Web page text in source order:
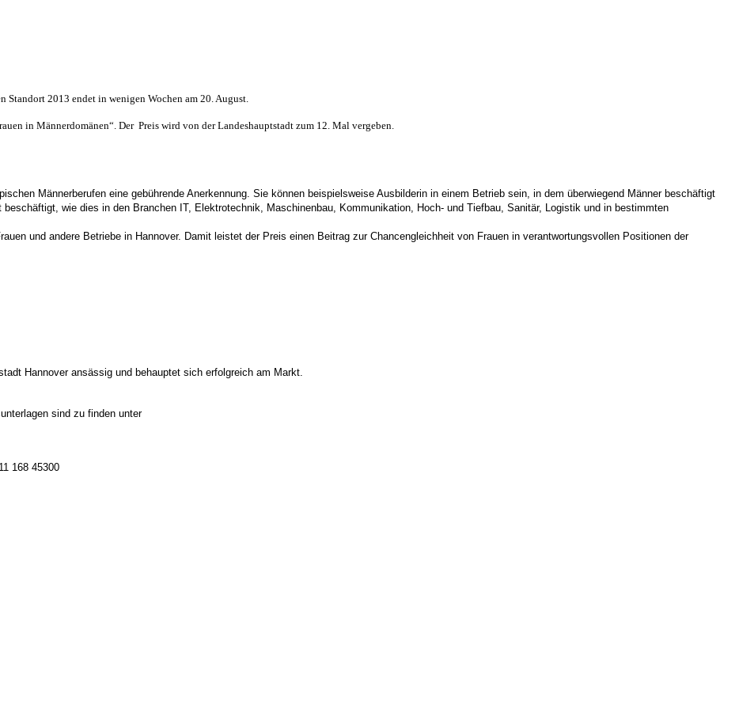
Standort 2013 endet in wenigen Wochen am 20. August.
in Männerdomänen“. Der Preis wird von der Landeshauptstadt zum 12. Mal vergeben.
Männerberufen eine gebührende Anerkennung. Sie können beispielsweise Ausbilderin in einem Betrieb sein, in dem überwiegend Männer beschäftigt
wie dies in den Branchen IT, Elektrotechnik, Maschinenbau, Kommunikation, Hoch- und Tiefbau, Sanitär, Logistik und in bestimmten
und andere Betriebe in Hannover. Damit leistet der Preis einen Beitrag zur Chancengleichheit von Frauen in verantwortungsvollen Positionen der
Hannover ansässig und behauptet sich erfolgreich am Markt.
sind zu finden unter
168 45300